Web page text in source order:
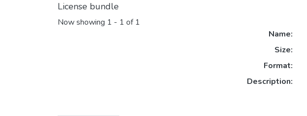
License bundle
Now showing 1 - 1 of 1
Name:
Size:
Format:
Description: